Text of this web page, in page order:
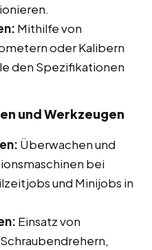
Mithilfe von
oder Kalibern
den Spezifikationen
und Werkzeugen
Überwachen und
bei
und Minijobs in
Einsatz von